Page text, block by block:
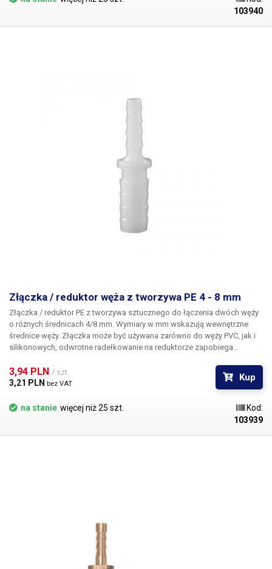
103940
Złączka / reduktor węża z tworzywa PE 4 - 8 mm
Złączka / reduktor PE z tworzywa sztucznego do łączenia dwóch węży
o różnych średnicach 4/8 mm. Wymiary w mm wskazują wewnętrzne
średnice węży. Złączka może być używana zarówno do węży PVC, jak i
silikonowych, odwrotne radełkowanie na reduktorze zapobiega
sztuczne PE Do węży o średnicy wewnętrznej 4 i 8 mm Długość: 41 mm
Waga: 1g
3,94 PLN / szt.
3,21 PLN bez VAT
Kup
na stanie więcej niż 25 szt.
Kod:
103939